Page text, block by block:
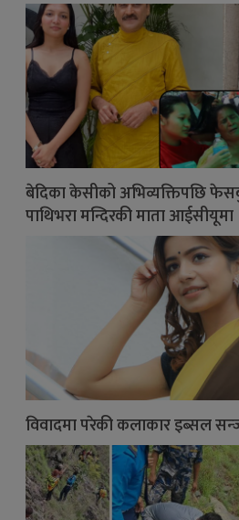
बेदिका केसीको अभिव्यक्तिपछि
पाथिभरा मन्दिरकी माता आईसीयूमा
विवादमा परेकी कलाकार इब्सल